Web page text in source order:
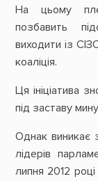
На цьому
позбавить
виходити із
коаліція.
​Ця ініціатива
під заставу
​Однак виникає
лідерів
липня 2012